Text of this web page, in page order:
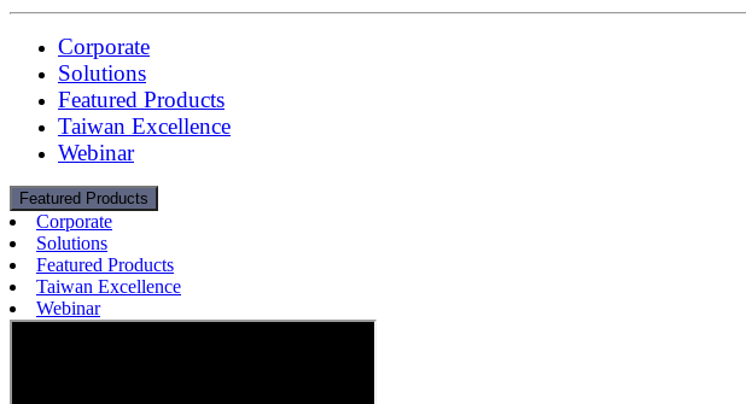
Corporate
Solutions
Featured Products
Taiwan Excellence
Webinar
Featured Products
Corporate
Solutions
Featured Products
Taiwan Excellence
Webinar